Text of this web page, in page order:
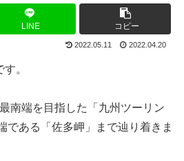
LINE コピー
2022.05.11 2022.04.20
。
南端を目指した「九州ツーリン
である「佐多岬」まで辿り着きま